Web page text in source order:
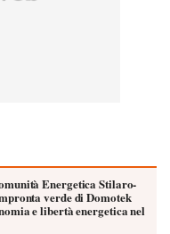
Energetica Stilaro-
verde di Domotek
e libertà energetica nel